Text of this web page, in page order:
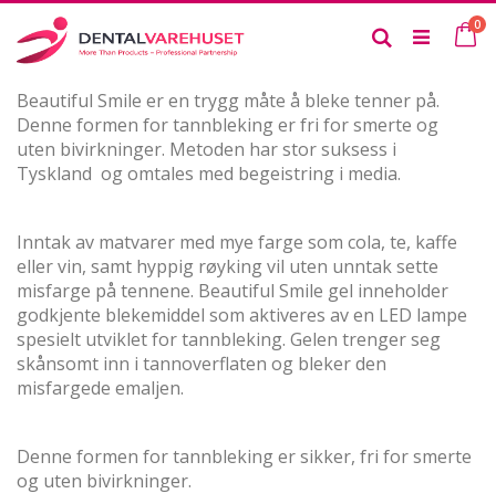
to
Content
0
Search
Beautiful Smile er en trygg måte å bleke tenner på.
Denne formen for tannbleking er fri for smerte og
uten bivirkninger. Metoden har stor suksess i
Tyskland og omtales med begeistring i media.
Inntak av matvarer med mye farge som cola, te, kaffe
eller vin, samt hyppig røyking vil uten unntak sette
misfarge på tennene. Beautiful Smile gel inneholder
godkjente blekemiddel som aktiveres av en LED lampe
spesielt utviklet for tannbleking. Gelen trenger seg
skånsomt inn i tannoverflaten og bleker den
misfargede emaljen.
Denne formen for tannbleking er sikker, fri for smerte
og uten bivirkninger.